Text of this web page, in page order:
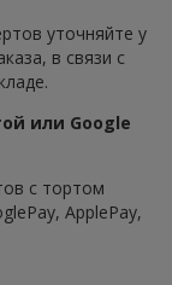
уточняйте у
в связи с
или Google
с тортом
ApplePay,